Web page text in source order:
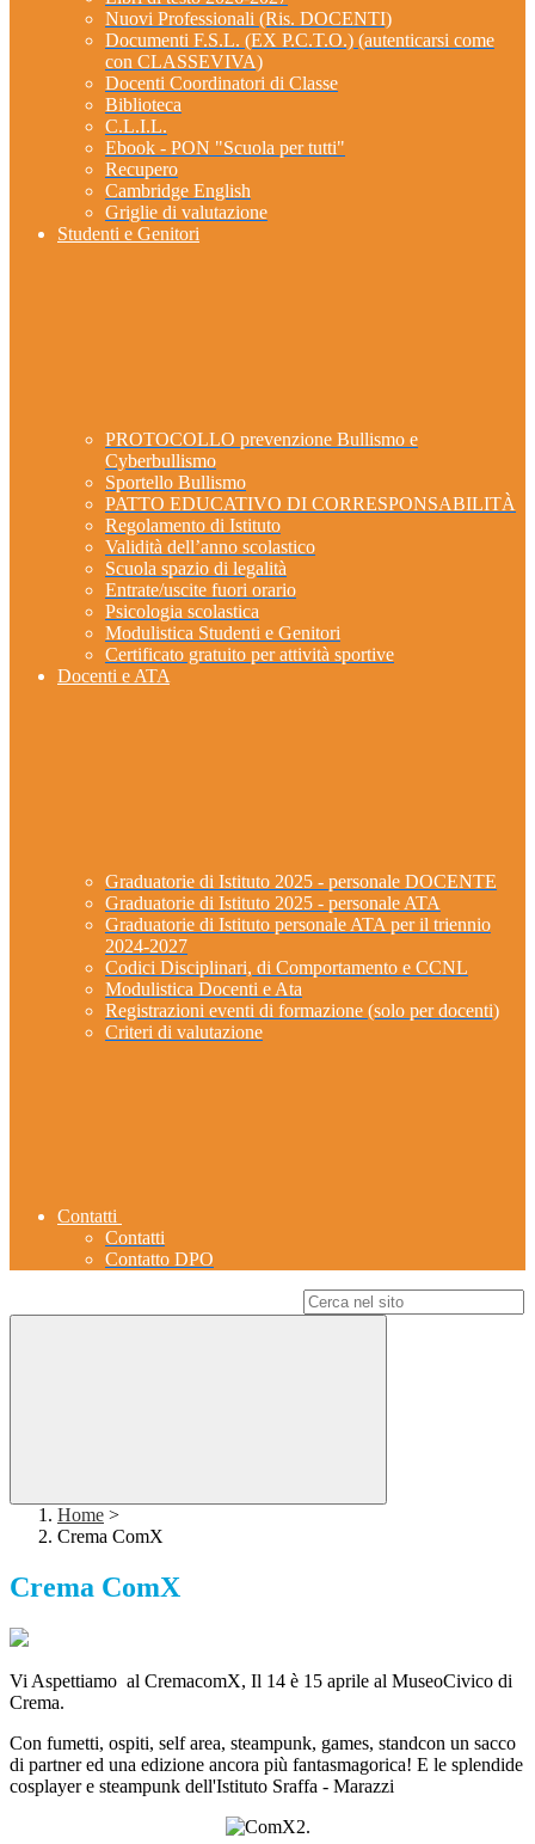
Nuovi Professionali (Ris. DOCENTI)
Documenti F.S.L. (EX P.C.T.O.) (autenticarsi come
con CLASSEVIVA)
Docenti Coordinatori di Classe
Biblioteca
C.L.I.L.
Ebook - PON "Scuola per tutti"
Recupero
Cambridge English
Griglie di valutazione
Studenti e Genitori
PROTOCOLLO prevenzione Bullismo e
Cyberbullismo
Sportello Bullismo
PATTO EDUCATIVO DI CORRESPONSABILITÀ
Regolamento di Istituto
Validità dell’anno scolastico
Scuola spazio di legalità
Entrate/uscite fuori orario
Psicologia scolastica
Modulistica Studenti e Genitori
Certificato gratuito per attività sportive
Docenti e ATA
Graduatorie di Istituto 2025 - personale DOCENTE
Graduatorie di Istituto 2025 - personale ATA
Graduatorie di Istituto personale ATA per il triennio
2024-2027
Codici Disciplinari, di Comportamento e CCNL
Modulistica Docenti e Ata
Registrazioni eventi di formazione (solo per docenti)
Criteri di valutazione
Contatti
Contatti
Contatto DPO
Home >
Crema ComX
Crema ComX
Vi Aspettiamo al CremacomX, Il 14 è 15 aprile al MuseoCivico di
Crema.
Con fumetti, ospiti, self area, steampunk, games, standcon un sacco
di partner ed una edizione ancora più fantasmagorica! E le splendide
cosplayer e steampunk dell'Istituto Sraffa - Marazzi
.